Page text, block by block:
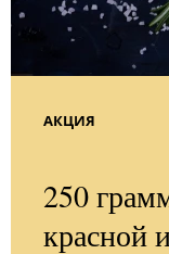
АКЦИЯ
250
красной